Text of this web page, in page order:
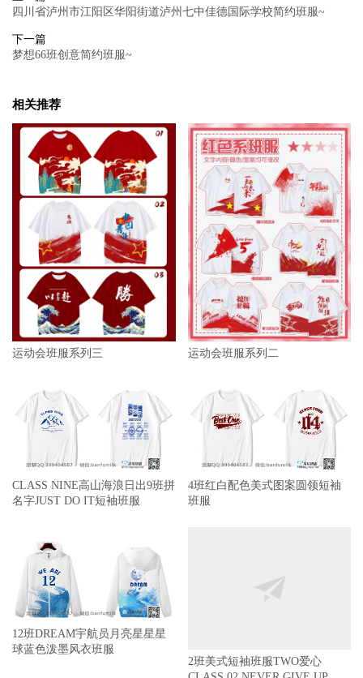
四川省泸州市江阳区华阳街道泸州七中佳德国际学校简约班服~
下一篇
梦想66班创意简约班服~
相关推荐
运动会班服系列三 运动会班服系列二
CLASS NINE高山海浪日出9班拼
名字JUST DO IT短袖班服
4班红白配色美式图案圆领短袖
班服
12班DREAM宇航员月亮星星星
球蓝色泼墨风衣班服
2班美式短袖班服TWO爱心